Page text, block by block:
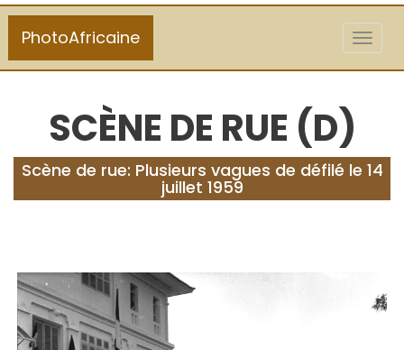
PhotoAfricaine
SCÈNE DE RUE (D)
Scène de rue: Plusieurs vagues de défilé le 14
juillet 1959